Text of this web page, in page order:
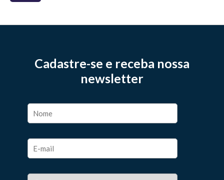
Cadastre-se e receba nossa
newsletter